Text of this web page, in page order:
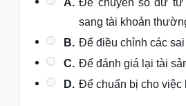
A. Để chuyển số dư từ
sang tài khoản
B. Để điều chỉnh các
C. Để đánh giá lại tài
D. Để chuẩn bị cho việc